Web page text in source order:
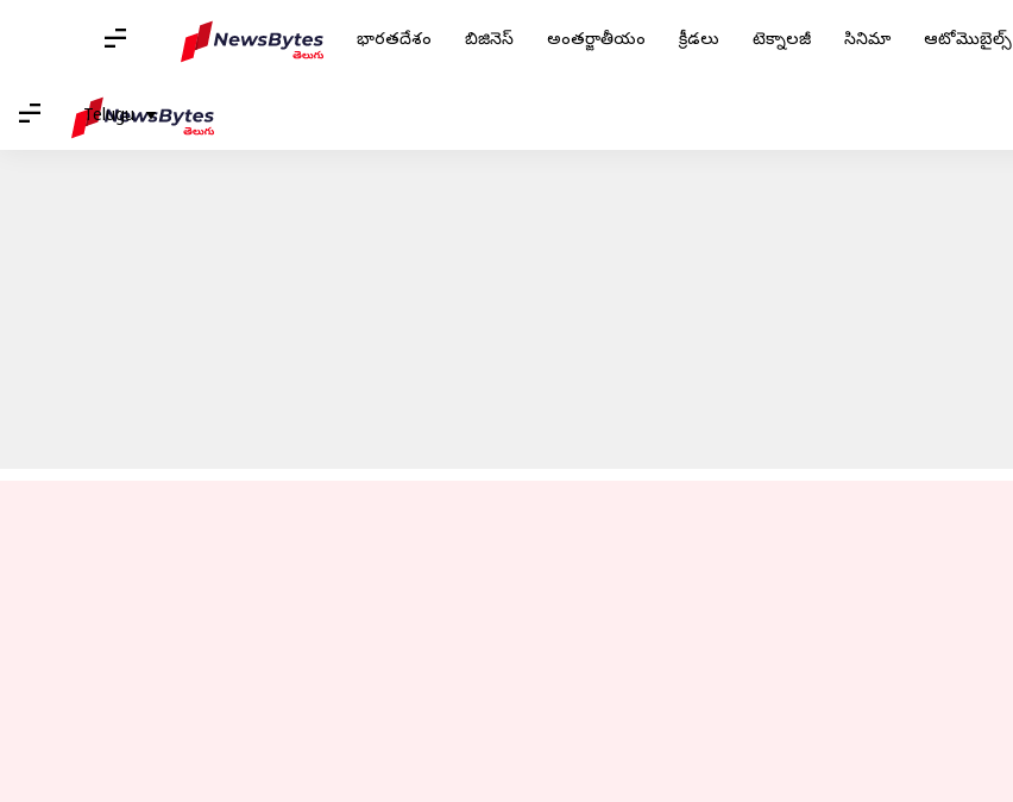
భారతదేశం బిజినెస్ అంతర్జాతీయం క్రీడలు టెక్నాలజీ సినిమా ఆటోమొబైల్స్
Telugu
వార్తలు భారతదేశం వార్తలు / హైదరాబాద్‌లో బీజేపీ స్టేట్ లీడర్ ముక్కెర తిరుపతి రెడ్డి కిడ్నాప్.. ఎమ్మెల్యే సహా అనుచరులపై అనుమనాలు